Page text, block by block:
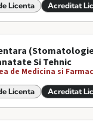
Licenta Acreditat
Si Tehnic
de Medicina si
Licenta Acreditat